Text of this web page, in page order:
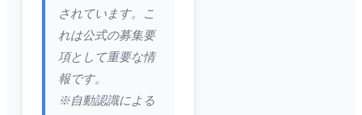
されています。こ
れは公式の募集要
項として重要な情
報です。
※自動認識による